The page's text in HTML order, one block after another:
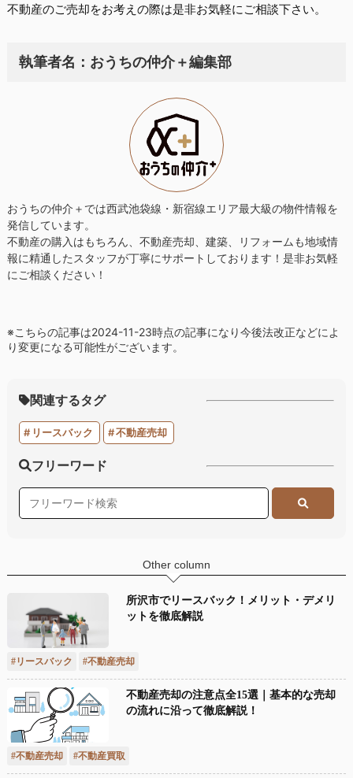
不動産のご売却をお考えの際は是非お気軽にご相談下さい。
執筆者名：おうちの仲介＋編集部
おうちの仲介＋では西武池袋線・新宿線エリア最大級の物件情報を
発信しています。
不動産の購入はもちろん、不動産売却、建築、リフォームも地域情
報に精通したスタッフが丁寧にサポートしております！ 是非お気軽
にご相談ください！
※こちらの記事は2024-11-23時点の記事になり今後法改正などによ
り変更になる可能性がございます。
関連するタグ
リースバック 不動産売却
フリーワード
Other column